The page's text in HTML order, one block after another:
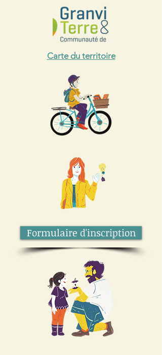
Carte du territoire
Formulaire d'inscription